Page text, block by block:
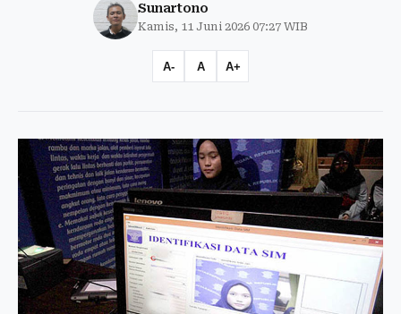
Sunartono
Kamis, 11 Juni 2026 07:27 WIB
A- A A+